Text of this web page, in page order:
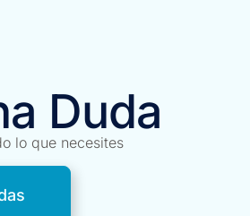
Duda
lo que necesites